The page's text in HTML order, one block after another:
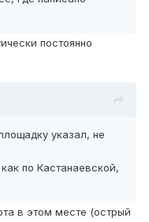
постоянно
указал, не
по Кастанаевской,
в этом месте (острый